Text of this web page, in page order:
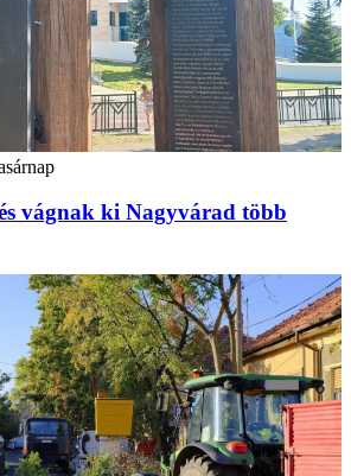
vágnak ki Nagyvárad több